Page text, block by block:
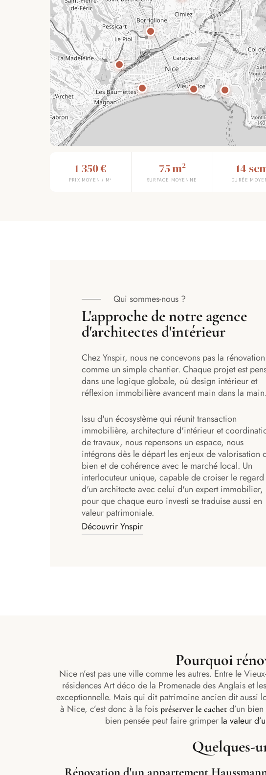
1 350 €
PRIX MOYEN / M²
75 m²
SURFACE MOYENNE
14
DURÉE
Qui sommes-nous ?
L'approche de notre agence
d'architectes d'intérieur
Chez Ynspir, nous ne concevons pas la rénovation
comme un simple chantier. Chaque projet est
dans une logique globale, où design intérieur et
réflexion immobilière avancent main dans la main.
Issu d'un écosystème qui réunit transaction
immobilière, architecture d'intérieur et
de travaux, nous repensons un espace, nous
intégrons dès le départ les enjeux de valorisation
bien et de cohérence avec le marché local. Un
interlocuteur unique, capable de croiser le regard
d'un architecte avec celui d'un expert immobilier,
pour que chaque euro investi se traduise aussi en
valeur patrimoniale.
Découvrir Ynspir
Pourquoi
Nice n’est pas une ville comme les autres. Entre le
résidences Art déco de la Promenade des Anglais et les
exceptionnelle. Mais qui dit patrimoine ancien dit aussi
à Nice, c’est donc à la fois préserver le cachet d’un
bien pensée peut faire grimperla valeur
Quelques-